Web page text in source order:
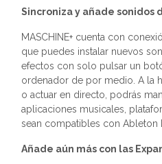
Sincroniza y añade sonidos
MASCHINE+ cuenta con
que puedes instalar nuevos
efectos con solo pulsar un
ordenador de por medio. A la
o actuar en directo, podrás
aplicaciones musicales,
sean compatibles con Ableton
Añade aún más con las